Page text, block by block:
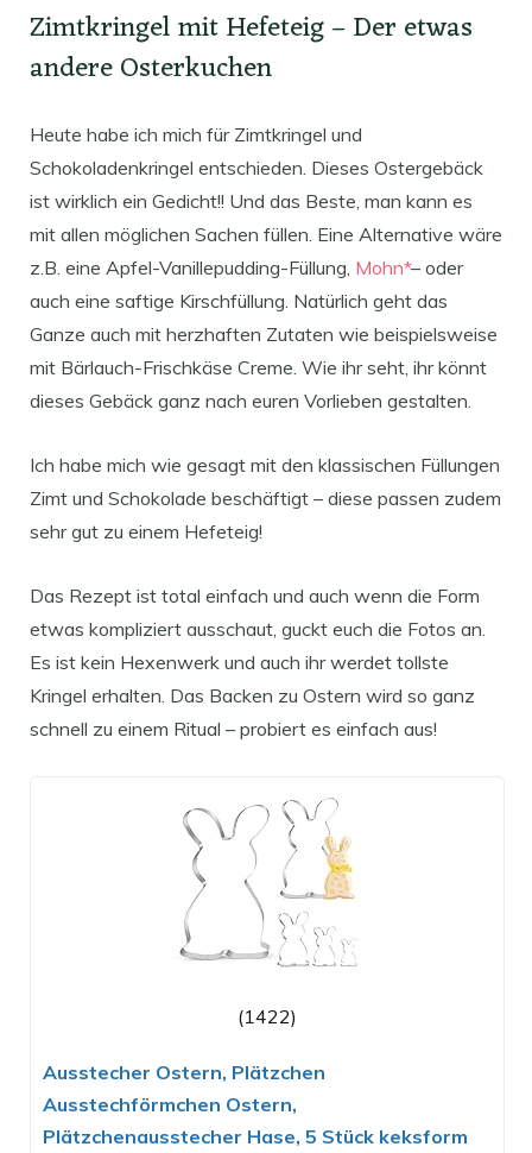
Zimtkringel mit Hefeteig – Der etwas
andere Osterkuchen
Heute habe ich mich für Zimtkringel und
Schokoladenkringel entschieden. Dieses Ostergebäck
ist wirklich ein Gedicht!! Und das Beste, man kann es
mit allen möglichen Sachen füllen. Eine Alternative wäre
z.B. eine Apfel-Vanillepudding-Füllung, Mohn*– oder
auch eine saftige Kirschfüllung. Natürlich geht das
Ganze auch mit herzhaften Zutaten wie beispielsweise
mit Bärlauch-Frischkäse Creme. Wie ihr seht, ihr könnt
dieses Gebäck ganz nach euren Vorlieben gestalten.
Ich habe mich wie gesagt mit den klassischen Füllungen
Zimt und Schokolade beschäftigt – diese passen zudem
sehr gut zu einem Hefeteig!
Das Rezept ist total einfach und auch wenn die Form
etwas kompliziert ausschaut, guckt euch die Fotos an.
Es ist kein Hexenwerk und auch ihr werdet tollste
Kringel erhalten. Das Backen zu Ostern wird so ganz
schnell zu einem Ritual – probiert es einfach aus!
(1422)
Ausstecher Ostern, Plätzchen
Ausstechförmchen Ostern,
Plätzchenausstecher Hase, 5 Stück keksform